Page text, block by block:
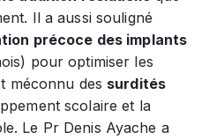
Il a aussi souligné
précoce des implants
pour optimiser les
méconnu des surdités
scolaire et la
Le Pr Denis Ayache a